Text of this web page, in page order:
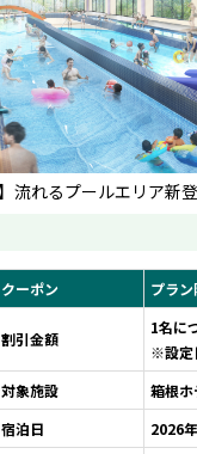
流れるプールエリア新
クーポン プラ
割引金額
1名に
※設定
対象施設
箱根ホ
宿泊日
2026